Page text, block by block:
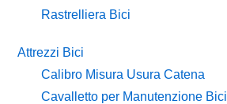
Rastrelliera Bici
Attrezzi Bici
Calibro Misura Usura Catena
Cavalletto per Manutenzione Bici